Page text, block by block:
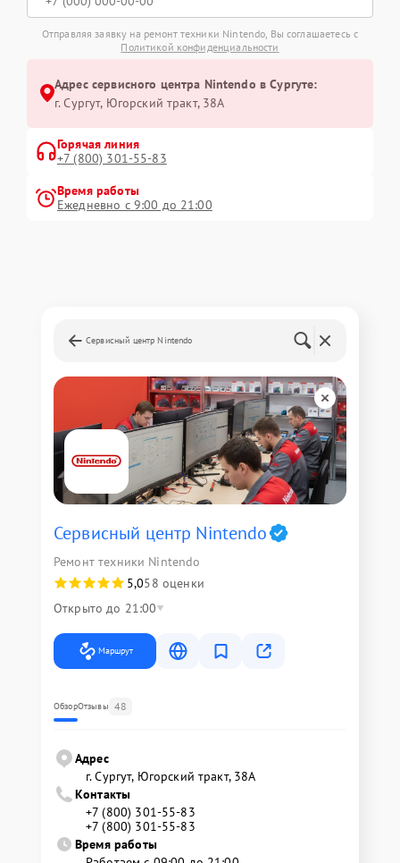
Отправляя заявку на ремонт техники Nintendo, Вы соглашаетесь с
Политикой конфиденциальности
Адрес сервисного центра Nintendo в Сургуте:
г. Сургут, Югорский тракт, 38А
Горячая линия
+7 (800) 301-55-83
Время работы
Ежедневно с 9:00 до 21:00
Сервисный центр Nintendo
Сервисный центр Nintendo
Ремонт техники Nintendo
5,058 оценки
Открыто до 21:00
Маршрут
ОбзорОтзывы 48
Адрес
г. Сургут, Югорский тракт, 38А
Контакты
+7 (800) 301-55-83
+7 (800) 301-55-83
Время работы